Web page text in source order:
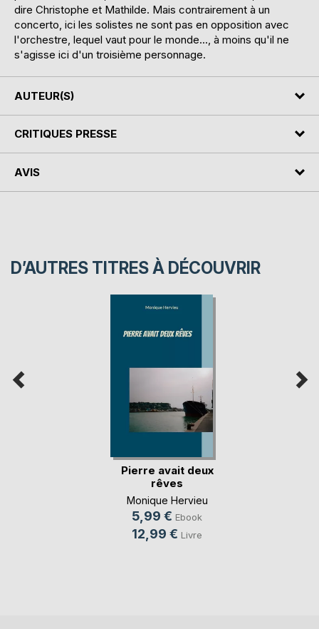
dire Christophe et Mathilde. Mais contrairement à un
concerto, ici les solistes ne sont pas en opposition avec
l'orchestre, lequel vaut pour le monde..., à moins qu'il ne
s'agisse ici d'un troisième personnage.
AUTEUR(S)
CRITIQUES PRESSE
AVIS
D’AUTRES TITRES À DÉCOUVRIR
Pierre avait deux
rêves
Monique Hervieu
5,99 € Ebook
12,99 € Livre